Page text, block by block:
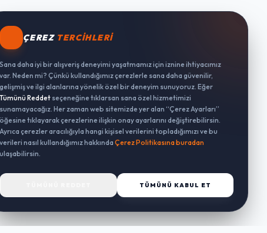
ÇEREZ TERCIHLERI
Sana daha iyi bir alışveriş deneyimi yaşatmamız için iznine ihtiyacımız
var. Neden mi? Çünkü kullandığımız çerezlerle sana daha güvenilir,
gelişmiş ve ilgi alanlarına yönelik özel bir deneyim sunuyoruz. Eğer
Tümünü Reddet seçeneğine tıklarsan sana özel hizmetimizi
sunamayacağız. Her zaman web sitemizde yer alan “Çerez Ayarları”
öğesine tıklayarak çerezlerine ilişkin onay ayarlarını değiştirebilirsin.
Ayrıca çerezler aracılığıyla hangi kişisel verilerini topladığımızı ve bu
verileri nasıl kullandığımız hakkında Çerez Politikasına buradan
ulaşabilirsin.
TÜMÜNÜ KABUL ET